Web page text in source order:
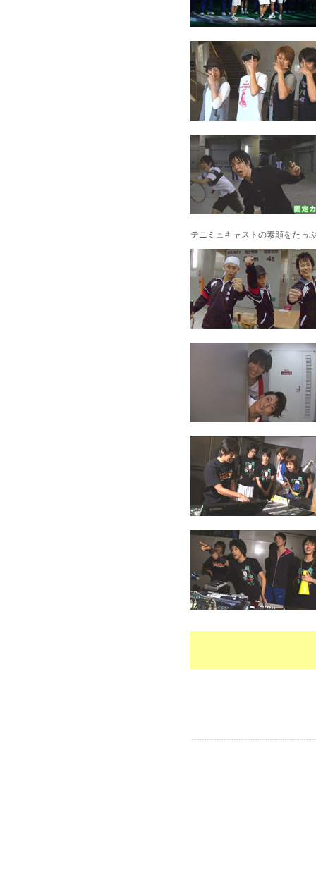
テニミュキャストの素顔をたっ